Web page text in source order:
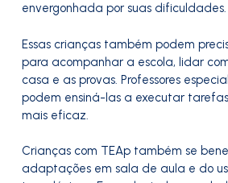
envergonhada por suas dificuldades.
Essas crianças também podem
para acompanhar a escola, lidar
casa e as provas. Professores
podem ensiná-las a executar
mais eficaz.
Crianças com TEAp também se
adaptações em sala de aula e do